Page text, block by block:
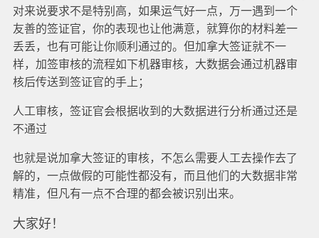
对来说要求不是特别高，如果运气好一点，万一遇到一个
友善的签证官，你的表现也让他满意，就算你的材料差一
丢丢，也有可能让你顺利通过的。但加拿大签证就不一
样，加签审核的流程如下机器审核，大数据会通过机器审
核后传送到签证官的手上；
人工审核，签证官会根据收到的大数据进行分析通过还是
不通过
也就是说加拿大签证的审核，不怎么需要人工去操作去了
解的，一点做假的可能性都没有，而且他们的大数据非常
精准，但凡有一点不合理的都会被识别出来。
大家好！